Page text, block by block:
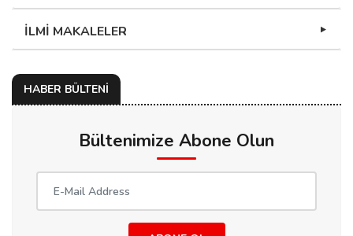
İLMİ MAKALELER
HABER BÜLTENİ
Bültenimize Abone Olun